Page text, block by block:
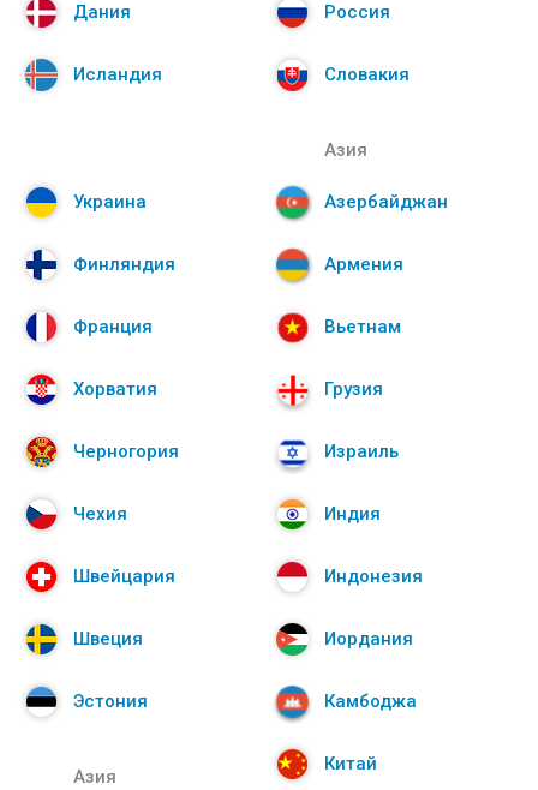
Дания
Исландия
Россия
Словакия
Украина
Финляндия
Франция
Хорватия
Черногория
Чехия
Швейцария
Швеция
Эстония
Азия
Азербайджан
Армения
Вьетнам
Грузия
Израиль
Индия
Индонезия
Иордания
Камбоджа
Китай
Азия